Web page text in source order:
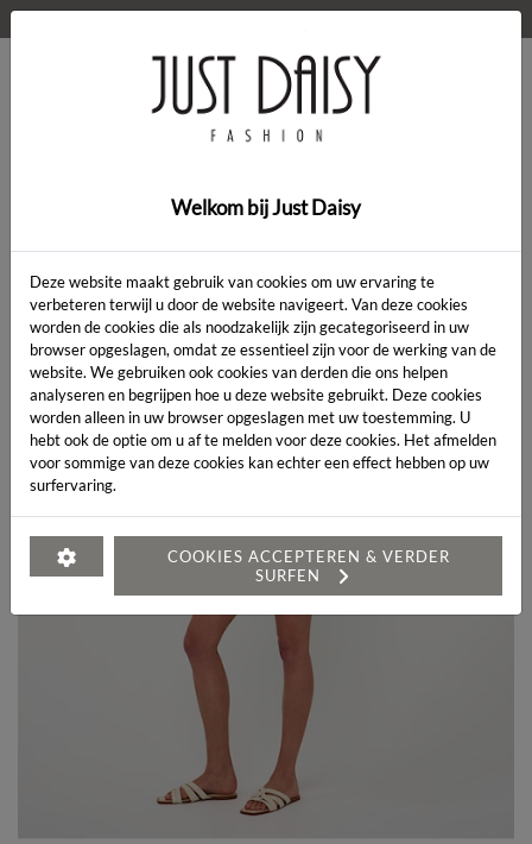
> Short Flower
Welkom bij Just Daisy
Deze website maakt gebruik van cookies om uw ervaring te
verbeteren terwijl u door de website navigeert. Van deze cookies
worden de cookies die als noodzakelijk zijn gecategoriseerd in uw
browser opgeslagen, omdat ze essentieel zijn voor de werking van de
website. We gebruiken ook cookies van derden die ons helpen
analyseren en begrijpen hoe u deze website gebruikt. Deze cookies
worden alleen in uw browser opgeslagen met uw toestemming. U
hebt ook de optie om u af te melden voor deze cookies. Het afmelden
voor sommige van deze cookies kan echter een effect hebben op uw
surfervaring.
COOKIES ACCEPTEREN & VERDER
SURFEN